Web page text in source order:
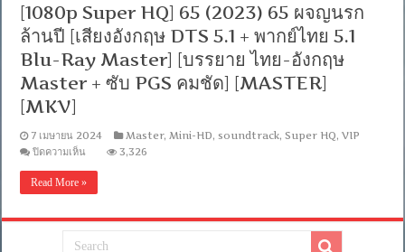
[1080p Super HQ] 65 (2023) 65 ผจญนรก
ล้านปี [เสียงอังกฤษ DTS 5.1 + พากย์ไทย 5.1
Blu-Ray Master] [บรรยาย ไทย-อังกฤษ
Master + ซับ PGS คมชัด] [MASTER]
[MKV]
7 เมษายน 2024 Master, Mini-HD, soundtrack,Super HQ,VIP
ปิดความเห็น
HQ]
(2023)
ผจญ
3,326
Read More »